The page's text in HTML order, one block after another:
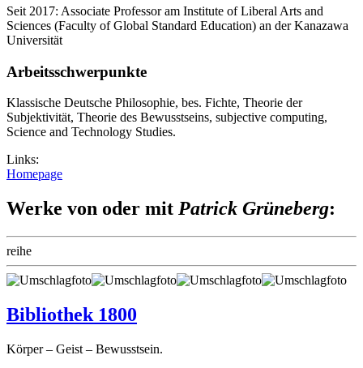
Seit 2017: Associate Professor am Institute of Liberal Arts and
Sciences (Faculty of Global Standard Education) an der Kanazawa
Universität
Arbeitsschwerpunkte
Klassische Deutsche Philosophie, bes. Fichte, Theorie der
Subjektivität, Theorie des Bewusstseins, subjective computing,
Science and Technology Studies.
Links:
Homepage
Werke von oder mit Patrick Grüneberg:
reihe
Bibliothek 1800
Körper – Geist – Bewusstsein.